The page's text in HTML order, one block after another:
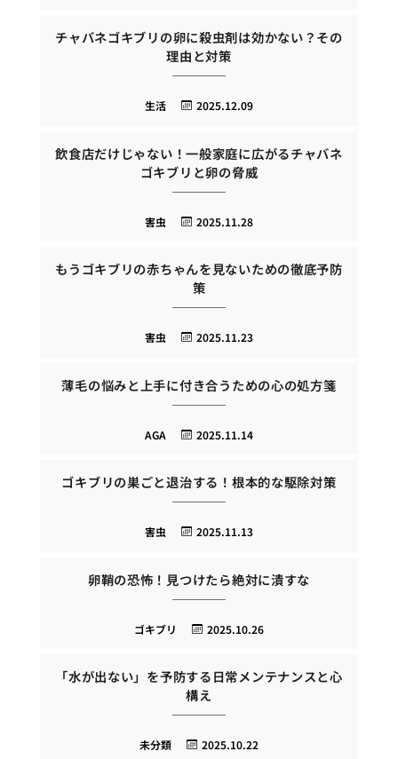
チャバネゴキブリの卵に殺虫剤は効かない？その
理由と対策
2025.12.09
生活
飲食店だけじゃない！一般家庭に広がるチャバネ
ゴキブリと卵の脅威
2025.11.28
害虫
もうゴキブリの赤ちゃんを見ないための徹底予防
策
2025.11.23
害虫
薄毛の悩みと上手に付き合うための心の処方箋
2025.11.14
AGA
ゴキブリの巣ごと退治する！根本的な駆除対策
2025.11.13
害虫
卵鞘の恐怖！見つけたら絶対に潰すな
2025.10.26
ゴキブリ
「水が出ない」を予防する日常メンテナンスと心
構え
2025.10.22
未分類